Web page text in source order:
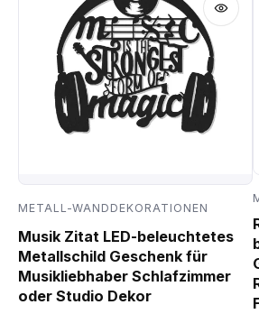
METALL-WANDDEKORATIONEN
Musik Zitat LED-beleuchtetes
Metallschild Geschenk für
Musikliebhaber Schlafzimmer
oder Studio Dekor